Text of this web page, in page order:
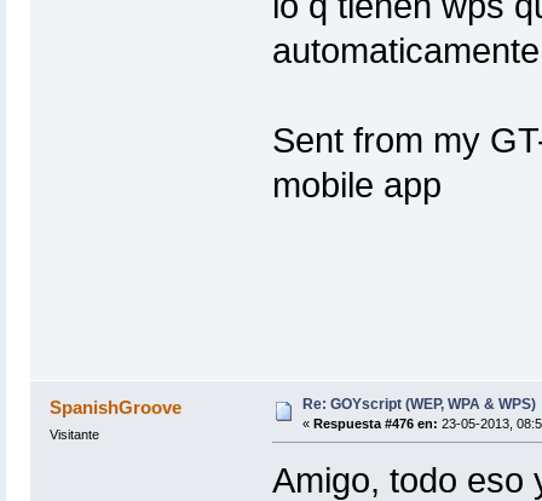
Sent from my
mobile app
SpanishGroove
Visitante
Re: GOYscript (WEP, WPA & WPS)
« Respuesta #476 en: 23-05-2013,
Amigo, todo eso